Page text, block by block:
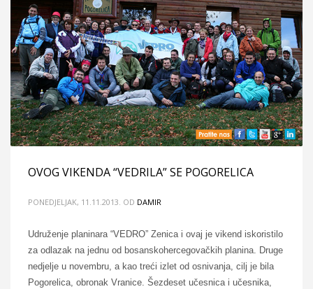
OVOG VIKENDA “VEDRILA” SE POGORELICA
PONEDJELJAK, 11.11.2013. OD DAMIR
Udruženje planinara “VEDRO” Zenica i ovaj je vikend iskoristilo
za odlazak na jednu od bosanskohercegovačkih planina. Druge
nedjelje u novembru, a kao treći izlet od osnivanja, cilj je bila
Pogorelica, obronak Vranice. Šezdeset učesnica i učesnika,